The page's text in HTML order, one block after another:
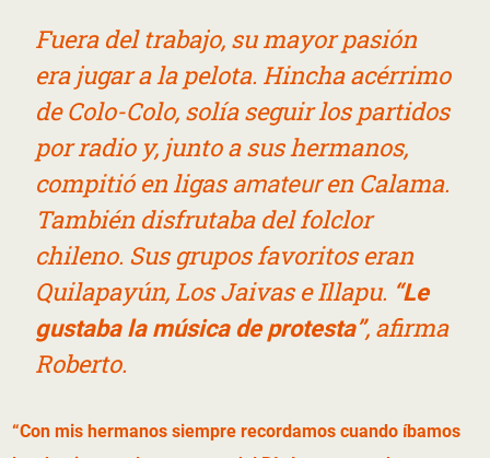
Fuera del trabajo, su mayor pasión
era jugar a la pelota. Hincha acérrimo
de Colo-Colo, solía seguir los partidos
por radio y, junto a sus hermanos,
compitió en ligasamateuren Calama.
También disfrutaba del folclor
chileno. Sus grupos favoritos eran
Quilapayún, Los Jaivas e Illapu. “Le
gustaba la música de protesta”, afirma
Roberto.
“Con mis hermanos siempre recordamos cuando íbamos